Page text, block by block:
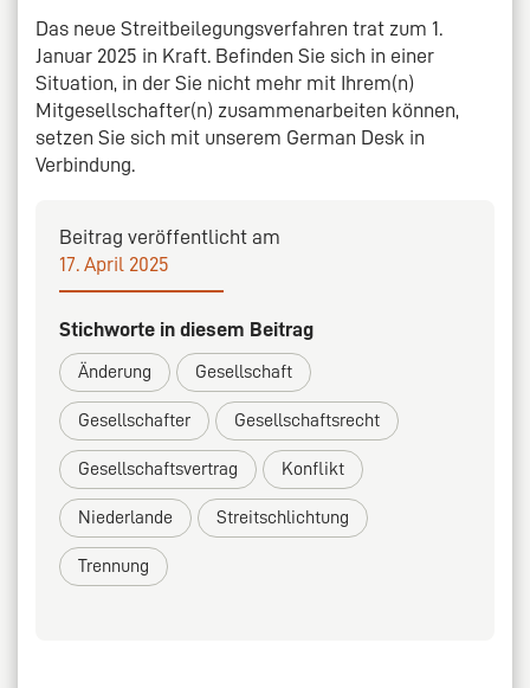
Das neue Streitbeilegungsverfahren trat zum 1.
Januar 2025 in Kraft. Befinden Sie sich in einer
Situation, in der Sie nicht mehr mit Ihrem(n)
Mitgesellschafter(n) zusammenarbeiten können,
setzen Sie sich mit unserem German Desk in
Verbindung.
Beitrag veröffentlicht am
17. April 2025
Stichworte in diesem Beitrag
Änderung Gesellschaft
Gesellschafter Gesellschaftsrecht
Gesellschaftsvertrag Konflikt
Niederlande Streitschlichtung
Trennung